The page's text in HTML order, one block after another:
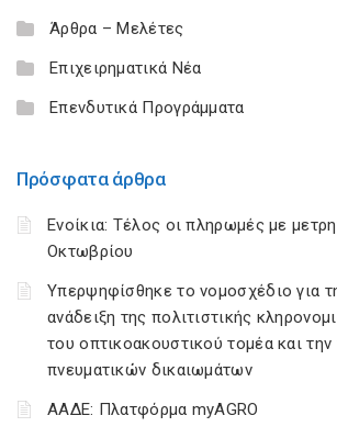
Άρθρα – Μελέτες
Επιχειρηματικά Νέα
Επενδυτικά Προγράμματα
Πρόσφατα άρθρα
Ενοίκια: Τέλος οι πληρωμές με
Οκτωβρίου
Υπερψηφίσθηκε το νομοσχέδιο για
ανάδειξη της πολιτιστικής
του οπτικοακουστικού τομέα και
πνευματικών δικαιωμάτων
ΑΑΔΕ: Πλατφόρμα myAGRO